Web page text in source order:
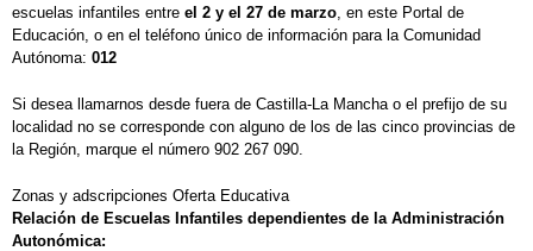
escuelas infantiles entre el 2 y el 27 de marzo , en este Portal de
Educación, o en el teléfono único de información para la Comunidad
Autónoma: 012
Si desea llamarnos desde fuera de Castilla-La Mancha o el prefijo de su
localidad no se corresponde con alguno de los de las cinco provincias de
la Región, marque el número 902 267 090.
Zonas y adscripciones Oferta Educativa
Relación de Escuelas Infantiles dependientes de la Administración
Autonómica: